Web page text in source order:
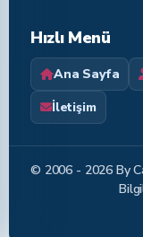
Hızlı Menü
Ana Sayfa
İletişim
© 2006 - 2026 By